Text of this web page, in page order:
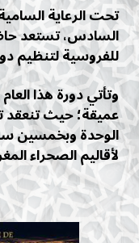
تحت الرعاية
السادس، تستعد
للفروسية لتنظيم
وتأتي دورة هذا
عميقة؛ حيث
الوحدة وبخمسين
لأقاليم الصحراء